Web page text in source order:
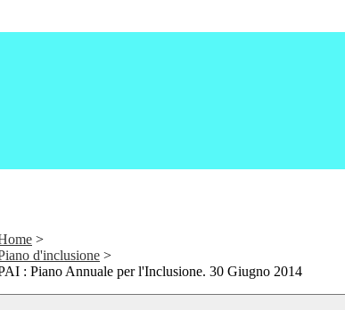
>
d'inclusione >
: Piano Annuale per l'Inclusione. 30 Giugno 2014